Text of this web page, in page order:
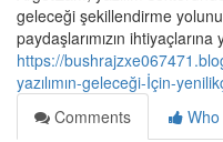
geleceği şekillendirme
paydaşlarımızın
https://
yazılımın-geleceği-İçin-
Comments